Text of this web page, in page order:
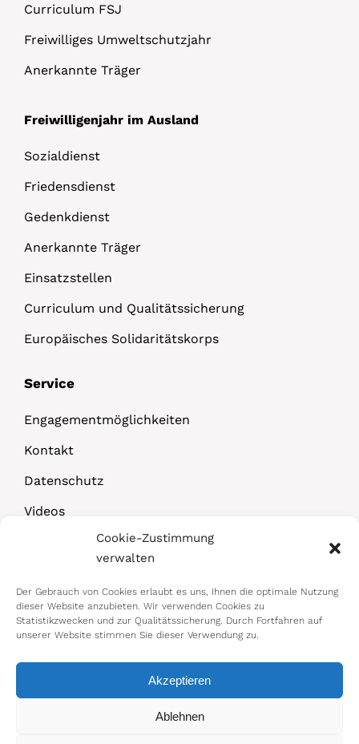
Cookie-Zustimmung
verwalten
Der Gebrauch von Cookies erlaubt es uns, Ihnen die optimale Nutzung
dieser Website anzubieten. Wir verwenden Cookies zu
Statistikzwecken und zur Qualitätssicherung. Durch Fortfahren auf
unserer Website stimmen Sie dieser Verwendung zu.
Akzeptieren
Ablehnen
Curriculum FSJ
Freiwilliges Umweltschutzjahr
Anerkannte Träger
Freiwilligenjahr im Ausland
Sozialdienst
Friedensdienst
Gedenkdienst
Anerkannte Träger
Einsatzstellen
Curriculum und Qualitätssicherung
Europäisches Solidaritätskorps
Service
Engagementmöglichkeiten
Kontakt
Datenschutz
Videos
© 2026 Bundesministerium für Arbeit,